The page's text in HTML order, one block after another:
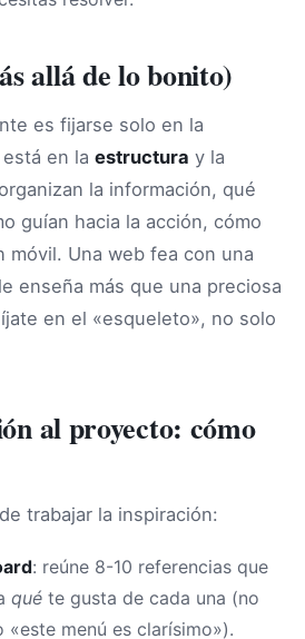
allá de lo bonito)
es fijarse solo en la
en la estructura y la
la información, qué
guían hacia la acción, cómo
móvil. Una web fea con una
enseña más que una preciosa
en el «esqueleto», no solo
al proyecto: cómo
trabajar la inspiración:
: reúne 8-10 referencias que
qué te gusta de cada una (no
«este menú es clarísimo»).